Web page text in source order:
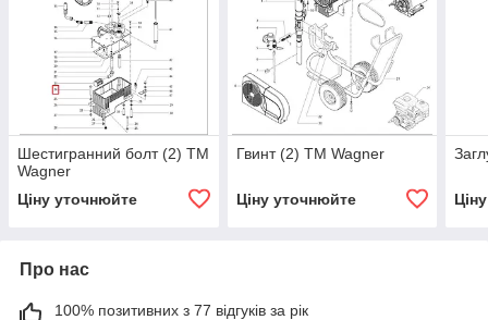
Шестигранний болт (2) TM
Wagner
Ціну уточнюйте
Гвинт (2) TM Wagner
Ціну уточнюйте
Про нас
100% позитивних з 77 відгуків за рік